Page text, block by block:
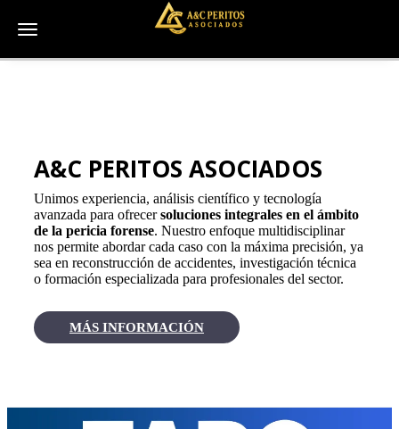
Toggle navigation
A&C PERITOS ASOCIADOS
Unimos experiencia, análisis científico y tecnología
avanzada para ofrecersoluciones integrales en el ámbito
de la pericia forense. Nuestro enfoque multidisciplinar
nos permite abordar cada caso con la máxima precisión, ya
sea en reconstrucción de accidentes, investigación técnica
o formación especializada para profesionales del sector.
MÁS INFORMACIÓN